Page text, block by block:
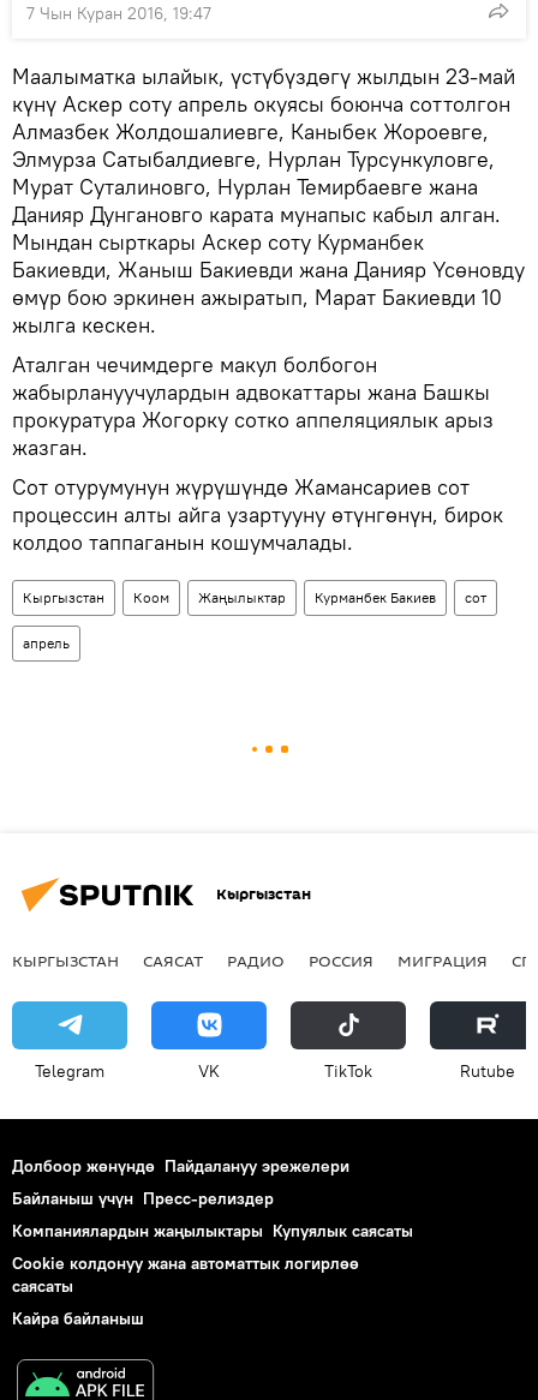
7 Чын Куран 2016, 19:47
Маалыматка ылайык, үстүбүздөгү жылдын 23-май
күнү Аскер соту апрель окуясы боюнча соттолгон
Алмазбек Жолдошалиевге, Каныбек Жороевге,
Элмурза Сатыбалдиевге, Нурлан Турсункуловге,
Мурат Суталиновго, Нурлан Темирбаевге жана
Данияр Дунгановго карата мунапыс кабыл алган.
Мындан сырткары Аскер соту Курманбек
Бакиевди, Жаныш Бакиевди жана Данияр Үсөновду
өмүр бою эркинен ажыратып, Марат Бакиевди 10
жылга кескен.
Аталган чечимдерге макул болбогон
жабырлануучулардын адвокаттары жана Башкы
прокуратура Жогорку сотко аппеляциялык арыз
жазган.
Сот отурумунун жүрүшүндө Жамансариев сот
процессин алты айга узартууну өтүнгөнүн, бирок
колдоо таппаганын кошумчалады.
Кыргызстан Коом Жаңылыктар Курманбек Бакиев сот
апрель
Кыргызстан
КЫРГЫЗСТАН САЯСАТ РАДИО РОССИЯ МИГРАЦИЯ
Telegram VK ТikТоk Rutube
Долбоор жөнүндө Пайдалануу эрежелери
Байланыш үчүн Пресс-релиздер
Компаниялардын жаңылыктары Купуялык саясаты
Cookie колдонуу жана автоматтык логирлөө
саясаты
Кайра байланыш